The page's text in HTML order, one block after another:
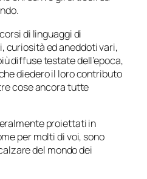
di linguaggi di
curiosità ed aneddoti vari,
diffuse testate dell’epoca,
diedero il loro contributo
cose ancora tutte
proiettati in
per molti di voi, sono
del mondo dei